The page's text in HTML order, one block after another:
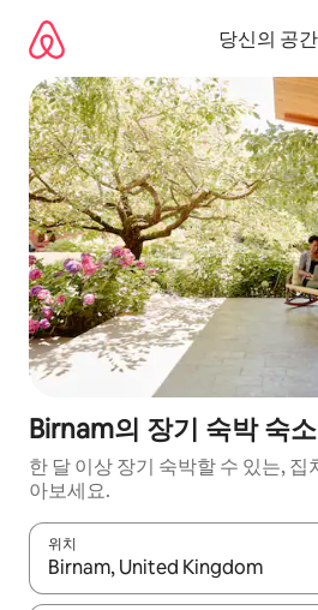
당신의 공
Birnam의 장기 숙박 숙소
한 달 이상 장기 숙박할 수 있는,
아보세요.
위치
결과가 나오면 위·아래 화살표 키를